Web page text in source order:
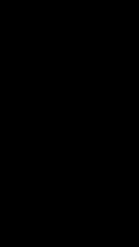
な梱包でうれしいです。心の